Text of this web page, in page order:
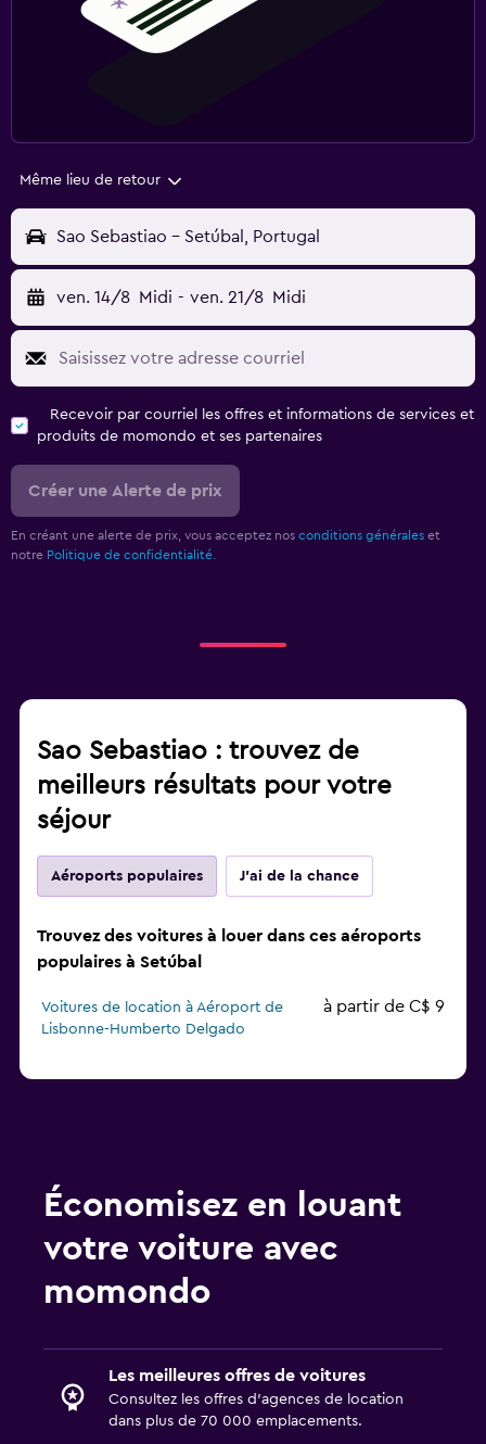
Même lieu de retour
Sao Sebastiao - Setúbal, Portugal
ven. 14/8 Midi - ven. 21/8 Midi
Recevoir par courriel les offres et informations de services et
produits de momondo et ses partenaires
Créer une Alerte de prix
En créant une alerte de prix, vous acceptez nos conditions générales et
notre Politique de confidentialité.
Sao Sebastiao : trouvez de
meilleurs résultats pour votre
séjour
Aéroports populaires J'ai de la chance
Trouvez des voitures à louer dans ces aéroports
populaires à Setúbal
Voitures de location à Aéroport de
Lisbonne-Humberto Delgado
à partir de C$ 9
Économisez en louant
votre voiture avec
momondo
Les meilleures offres de voitures
Consultez les offres d’agences de location
dans plus de 70 000 emplacements.